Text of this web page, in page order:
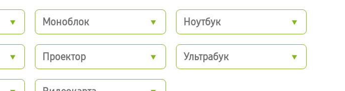
Моноблок Ноутбук
Проектор Ультрабук